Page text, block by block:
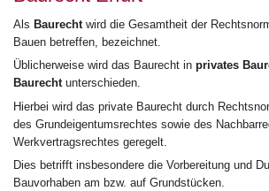
Als Baurecht wird die Gesamtheit der
Bauen betreffen, bezeichnet.
Üblicherweise wird das Baurecht in privates
Baurechtunterschieden.
Hierbei wird das private Baurecht durch
des Grundeigentumsrechtes sowie des
Werkvertragsrechtes geregelt.
Dies betrifft insbesondere die Vorbereitung und
Bauvorhaben am bzw. auf Grundstücken.